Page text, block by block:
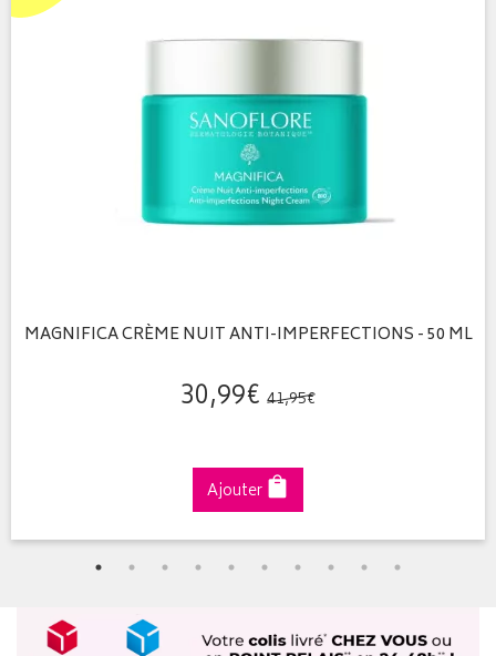
MAGNIFICA CRÈME NUIT ANTI-IMPERFECTIONS - 50 ML
30,99€ 41,95€
Ajouter